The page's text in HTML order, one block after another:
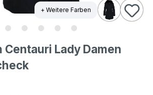
+ Weitere Farben
Lady Damen